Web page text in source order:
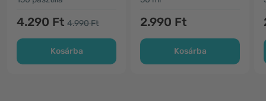
4.290 Ft 4.990 Ft
Kosárba
2.990 Ft
Kosárba